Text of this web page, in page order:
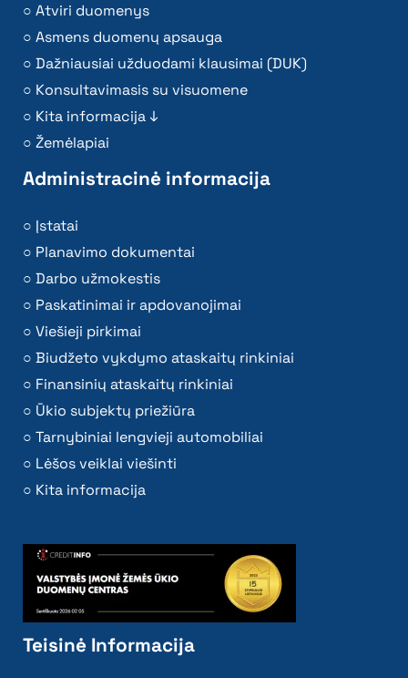
Atviri duomenys
Asmens duomenų apsauga
Dažniausiai užduodami klausimai (DUK)
Konsultavimasis su visuomene
Kita informacija ↓
Žemėlapiai
Administracinė informacija
Įstatai
Planavimo dokumentai
Darbo užmokestis
Paskatinimai ir apdovanojimai
Viešieji pirkimai
Biudžeto vykdymo ataskaitų rinkiniai
Finansinių ataskaitų rinkiniai
Ūkio subjektų priežiūra
Tarnybiniai lengvieji automobiliai
Lėšos veiklai viešinti
Kita informacija
Teisinė Informacija